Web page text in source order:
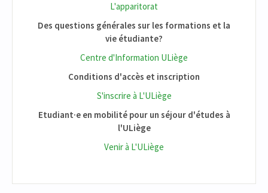
L'apparitorat
Des questions générales sur les formations et la
vie étudiante?
Centre d'Information ULiège
Conditions d'accès et inscription
S'inscrire à L'ULiège
Etudiant·e en mobilité pour un séjour d'études à
l'ULiège
Venir à L'ULiège